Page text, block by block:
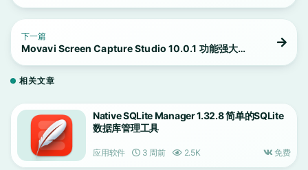
下一篇
Movavi Screen Capture Studio 10.0.1 功能强大的
相关文章
Native SQLite Manager 1.32.8 简单的SQLite
数据库管理工具
应用软件 3 周前 2.5K 免费